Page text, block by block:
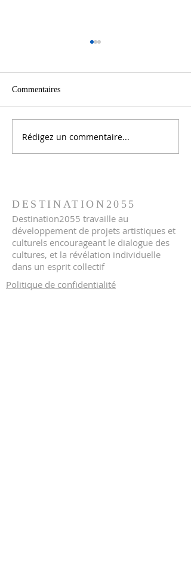
DESSIN COLLECTIF
Commentaires
Rédigez un commentaire...
DESTINATION2055
Destination2055 travaille au
développement de projets artistiques et
culturels encourageant le dialogue des
cultures, et la révélation individuelle
dans un esprit collectif
Politique de confidentialité